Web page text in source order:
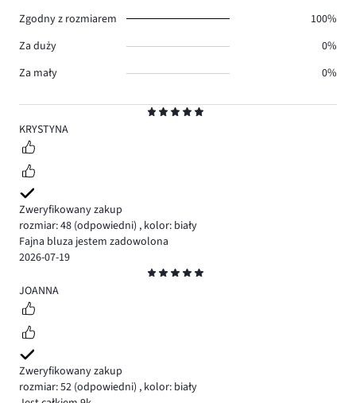
5
KRYSTYNA
Zweryfikowany zakup
rozmiar: 48 (odpowiedni) , kolor: biały
Fajna bluza jestem zadowolona
2026-07-19
5
JOANNA
Zweryfikowany zakup
rozmiar: 52 (odpowiedni) , kolor: biały
Zgodny z rozmiarem
100%
Za duży
0%
Za mały
0%